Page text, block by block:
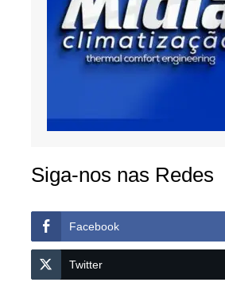
Siga-nos nas Redes
Facebook
Twitter